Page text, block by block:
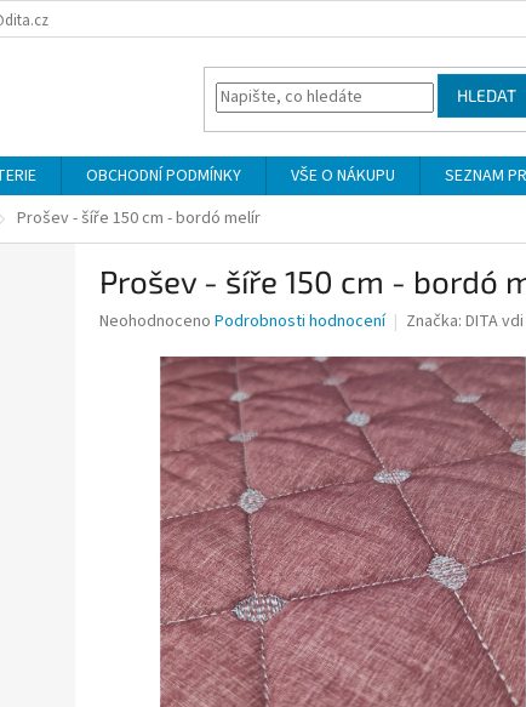
HLEDAT
OBCHODNÍ PODMÍNKY VŠE O NÁKUPU SEZNAM
Prošev - šíře 150 cm - bordó melír
Prošev - šíře 150 cm - bordó
Průměrné
produktu
hvězdiček.
Neohodnoceno Podrobnosti hodnocení Značka: DITA vdi